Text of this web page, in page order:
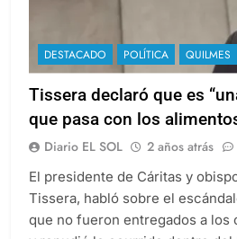
DESTACADO POLÍTICA QUILMES
Tissera declaró que es
que pasa con los
Diario EL SOL 2 años atrás
El presidente de Cáritas y
Tissera, habló sobre el
que no fueron entregados a los